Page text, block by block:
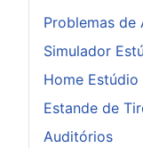
Problemas de
Simulador
Home Estúdio
Estande de
Auditórios